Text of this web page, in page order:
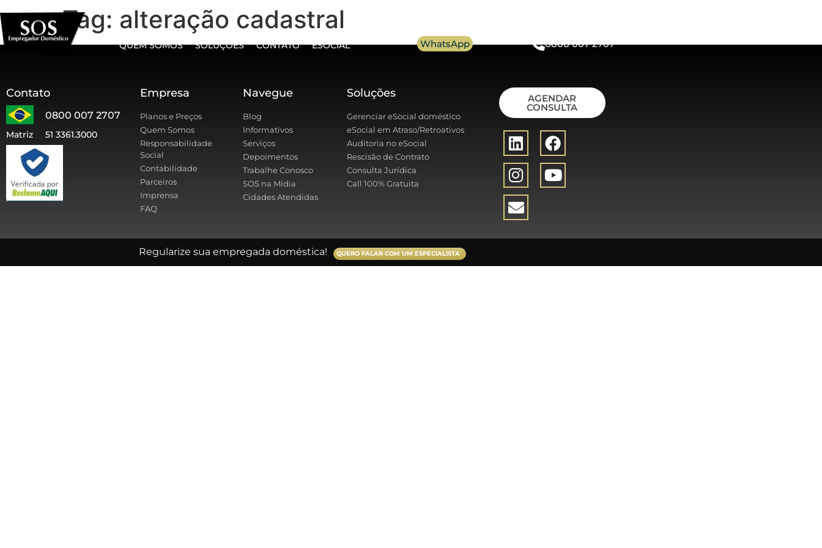
QUEM SOMOS SOLUÇÕES CONTATO ESOCIAL WhatsApp 0800 007 2707
Tag: alteração cadastral
Contato
0800 007 2707
Matriz 51 3361.3000
Empresa
Planos e Preços
Quem Somos
Responsabilidade
Social
Contabilidade
Parceiros
Imprensa
FAQ
Navegue
Blog
Informativos
Serviços
Depoimentos
Trabalhe Conosco
SOS na Mídia
Cidades Atendidas
Soluções
Gerenciar eSocial doméstico
eSocial em Atraso/Retroativos
Auditoria no eSocial
Rescisão de Contrato
Consulta Jurídica
Call 100% Gratuita
AGENDAR
CONSULTA
Regularize sua empregada doméstica! QUERO FALAR COM UM ESPECIALISTA